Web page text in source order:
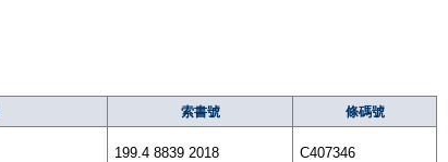
索書號 條碼號
199.4 8839 2018 C407346